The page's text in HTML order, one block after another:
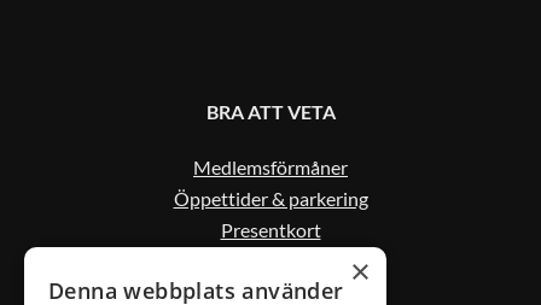
BRA ATT VETA
Medlemsförmåner
Öppettider & parkering
Presentkort
×
Denna webbplats använder